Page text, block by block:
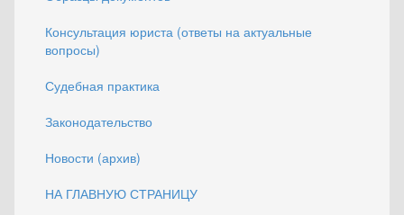
Консультация юриста (ответы на актуальные
вопросы)
Судебная практика
Законодательство
Новости (архив)
НА ГЛАВНУЮ СТРАНИЦУ